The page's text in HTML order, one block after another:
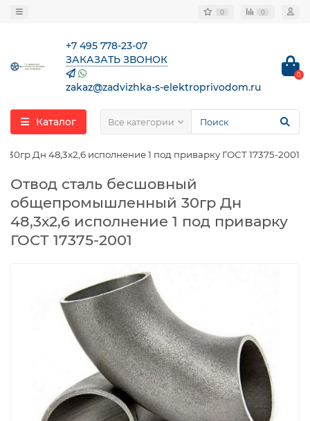
0 0
+7 495 778-23-07
ЗАКАЗАТЬ ЗВОНОК
zakaz@zadvizhka-s-elektroprivodom.ru
0
Каталог Все категории
Дн 48,3х2,6 исполнение 1 под приварку ГОСТ 17375-2001
Отвод сталь бесшовный
общепромышленный 30гр Дн
48,3х2,6 исполнение 1 под приварку
ГОСТ 17375-2001